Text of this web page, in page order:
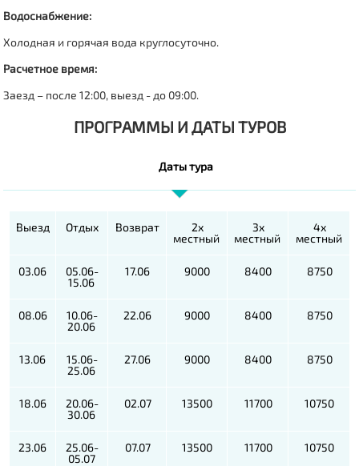
Водоснабжение:
Холодная и горячая вода круглосуточно.
Расчетное время:
Заезд – после 12:00, выезд - до 09:00.
ПРОГРАММЫ И ДАТЫ ТУРОВ
Даты тура
Выезд Отдых Возврат
2х
местный
3х
местный
4х
местный
03.06
05.06-
15.06
17.06 9000 8400 8750
08.06
10.06-
20.06
22.06 9000 8400 8750
13.06
15.06-
25.06
27.06 9000 8400 8750
18.06
20.06-
30.06
02.07 13500 11700 10750
23.06
25.06-
05.07
07.07 13500 11700 10750